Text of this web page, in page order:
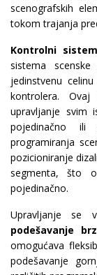
scenografskih
tokom trajanja
Kontrolni sistem
sistema
jedinstvenu
kontrolera.
upravljanje svim
pojedinačno ili
programiranja
pozicioniranje
segmenta, što
pojedinačno.
Upravljanje se
podešavanje
omogućava
podešavanje